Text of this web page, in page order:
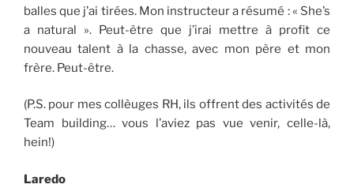
balles que j’ai tirées. Mon instructeur a résumé : « She’s
a natural ». Peut-être que j’irai mettre à profit ce
nouveau talent à la chasse, avec mon père et mon
frère. Peut-être.
(P.S. pour mes collèuges RH, ils offrent des activités de
Team building… vous l’aviez pas vue venir, celle-là,
hein!)
Laredo